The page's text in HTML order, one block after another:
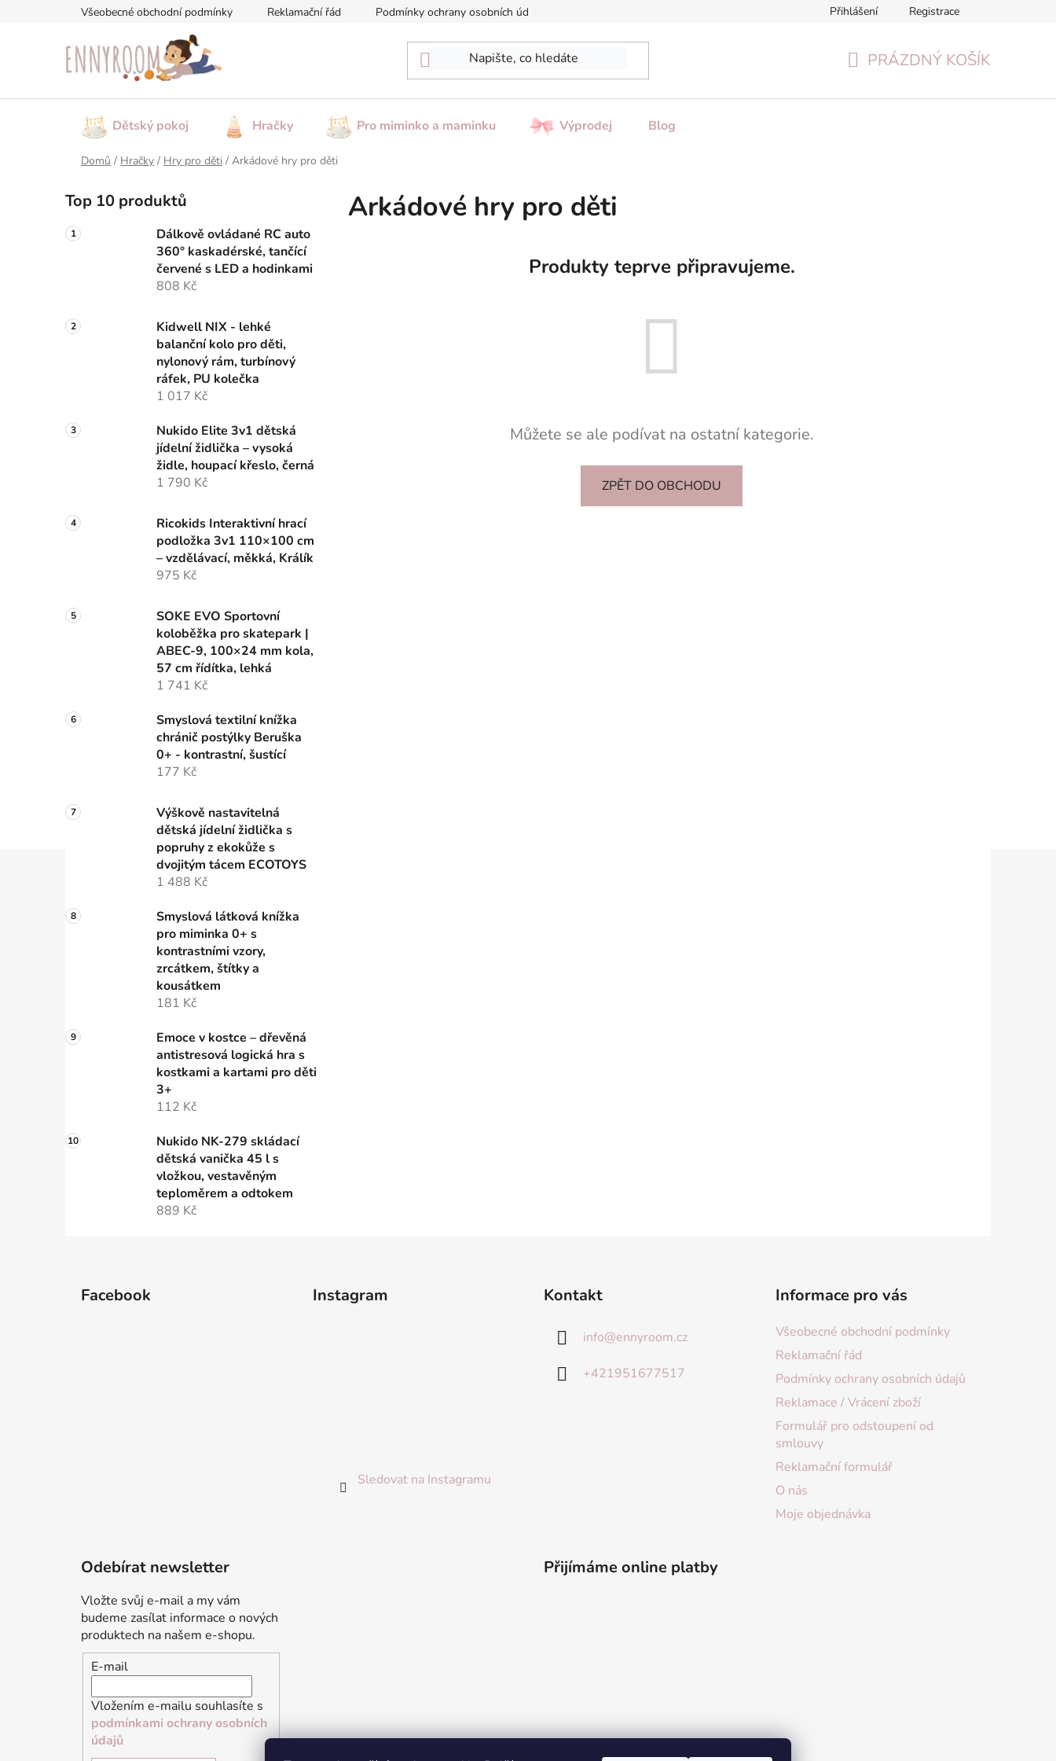
Všeobecné obchodní podmínky Reklamační řád Podmínky ochrany osobních údajů Formulář pro odstoupení od smlouvy Reklamační formulář
Přihlášení Registrace
PRÁZDNÝ KOŠÍK
Dětský pokoj Hračky Pro miminko a maminku Výprodej Blog
Domů / Hračky / Hry pro děti / Arkádové hry pro děti
o
s
t
n
e
Top 10 produktů
Dálkově ovládané RC auto
360° kaskadérské, tančící
červené s LED a hodinkami
808 Kč
Kidwell NIX - lehké
balanční kolo pro děti,
nylonový rám, turbínový
ráfek, PU kolečka
1 017 Kč
Nukido Elite 3v1 dětská
jídelní židlička – vysoká
židle, houpací křeslo, černá
1 790 Kč
Ricokids Interaktivní hrací
podložka 3v1 110×100 cm
– vzdělávací, měkká, Králík
975 Kč
SOKE EVO Sportovní
koloběžka pro skatepark |
ABEC-9, 100×24 mm kola,
57 cm řídítka, lehká
1 741 Kč
Smyslová textilní knížka
chránič postýlky Beruška
0+ - kontrastní, šustící
177 Kč
Výškově nastavitelná
dětská jídelní židlička s
popruhy z ekokůže s
dvojitým tácem ECOTOYS
1 488 Kč
Smyslová látková knížka
pro miminka 0+ s
kontrastními vzory,
zrcátkem, štítky a
kousátkem
181 Kč
Emoce v kostce – dřevěná
antistresová logická hra s
kostkami a kartami pro děti
3+
112 Kč
Nukido NK-279 skládací
dětská vanička 45 l s
vložkou, vestavěným
teploměrem a odtokem
889 Kč
Arkádové hry pro děti
Produkty teprve připravujeme.
Můžete se ale podívat na ostatní kategorie.
ZPĚT DO OBCHODU
Facebook Instagram
Sledovat na Instagramu
Kontakt
info@ennyroom.cz
+421951677517
Informace pro vás
Všeobecné obchodní podmínky
Reklamační řád
Podmínky ochrany osobních údajů
Reklamace / Vrácení zboží
Formulář pro odstoupení od
smlouvy
Reklamační formulář
O nás
Moje objednávka
Odebírat newsletter
Vložte svůj e-mail a my vám
budeme zasílat informace o nových
produktech na našem e-shopu.
E-mail
Vložením e-mailu souhlasíte s
podmínkami ochrany osobních
údajů
Přijímáme online platby